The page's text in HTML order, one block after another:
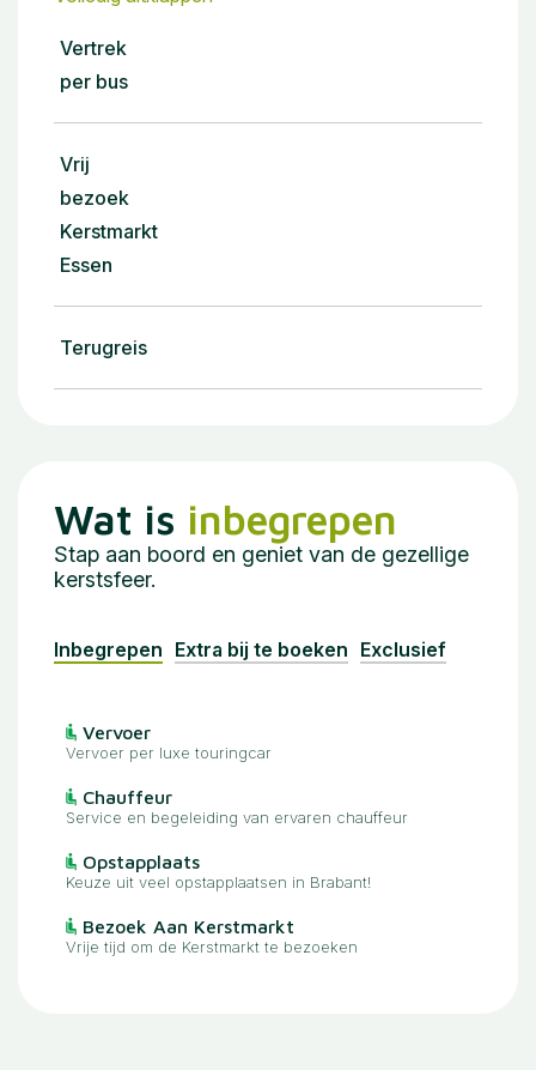
Vertrek
per bus
Vrij
bezoek
Kerstmarkt
Essen
Terugreis
Wat is inbegrepen
Stap aan boord en geniet van de gezellige
kerstsfeer.
Inbegrepen Extra bij te boeken Exclusief
Vervoer
Vervoer per luxe touringcar
Chauffeur
Service en begeleiding van ervaren chauffeur
Opstapplaats
Keuze uit veel opstapplaatsen in Brabant!
Bezoek Aan Kerstmarkt
Vrije tijd om de Kerstmarkt te bezoeken